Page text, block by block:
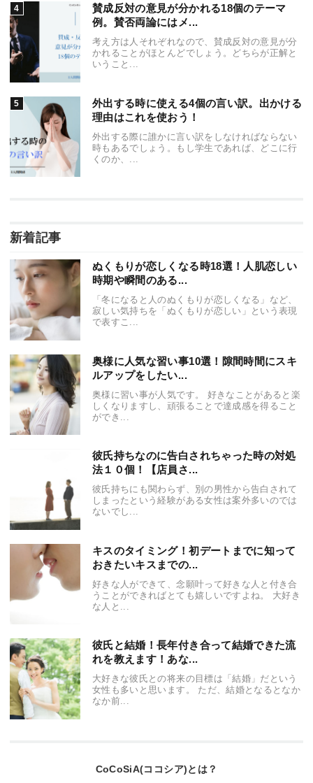
賛成反対の意見が分かれる18個のテーマ
例。賛否両論にはメ...
考え方は人それぞれなので、賛成反対の意見が分
かれることがほとんどでしょう。どちらが正解と
いうこと...
外出する時に使える4個の言い訳。出かける
理由はこれを使おう！
外出する際に誰かに言い訳をしなければならない
時もあるでしょう。もし学生であれば、どこに行
くのか、...
新着記事
ぬくもりが恋しくなる時18選！人肌恋しい
時期や瞬間のある...
「冬になると人のぬくもりが恋しくなる」など、
寂しい気持ちを「ぬくもりが恋しい」という表現
で表すこ...
奥様に人気な習い事10選！隙間時間にスキ
ルアップをしたい...
奥様に習い事が人気です。 好きなことがあると楽
しくなりますし、頑張ることで達成感を得ること
ができ...
彼氏持ちなのに告白されちゃった時の対処
法１０個！【店員さ...
彼氏持ちにも関わらず、別の男性から告白されて
しまったという経験がある女性は案外多いのでは
ないでし...
キスのタイミング！初デートまでに知って
おきたいキスまでの...
好きな人ができて、念願叶って好きな人と付き合
うことができればとても嬉しいですよね。 大好き
な人と...
彼氏と結婚！長年付き合って結婚できた流
れを教えます！あな...
大好きな彼氏との将来の目標は「結婚」だという
女性も多いと思います。 ただ、結婚となるとなか
なか前...
CoCoSiA(ココシア)とは？